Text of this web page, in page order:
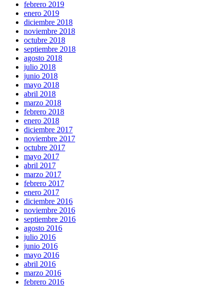
febrero 2019
enero 2019
diciembre 2018
noviembre 2018
octubre 2018
septiembre 2018
agosto 2018
julio 2018
junio 2018
mayo 2018
abril 2018
marzo 2018
febrero 2018
enero 2018
diciembre 2017
noviembre 2017
octubre 2017
mayo 2017
abril 2017
marzo 2017
febrero 2017
enero 2017
diciembre 2016
noviembre 2016
septiembre 2016
agosto 2016
julio 2016
junio 2016
mayo 2016
abril 2016
marzo 2016
febrero 2016